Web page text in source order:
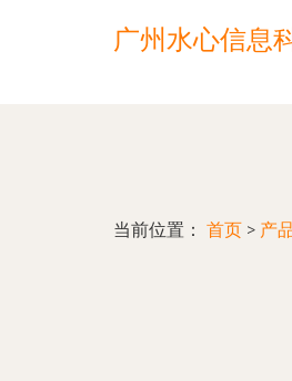
广州水心信息
当前位置： 首页 > 产